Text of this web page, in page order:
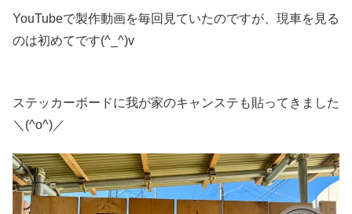
YouTubeで製作動画を毎回見ていたのですが、現車を見る
のは初めてです(^_^)v
ステッカーボードに我が家のキャンステも貼ってきました
＼(^o^)／